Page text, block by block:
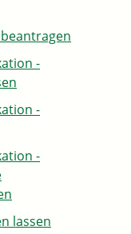
-
-
-
lassen